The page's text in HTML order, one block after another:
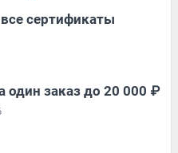
сертификаты
один заказ до 20 000 ₽